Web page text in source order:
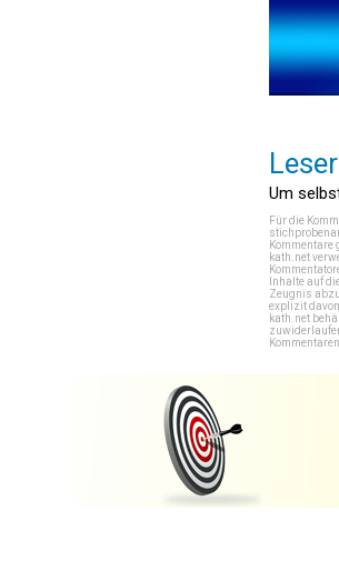
Um
Für die
Kommentare
kath.net
Inhalte auf
Zeugnis
explizit
kath.net